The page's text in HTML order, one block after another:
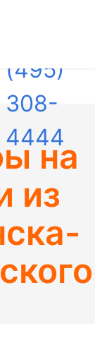
(495)
308-
4444
на
из